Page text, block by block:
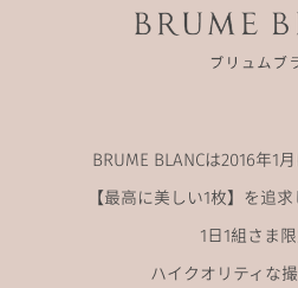
BRUME BLANCは2016年1
【最高に美しい1枚】を追
1日1組さま限
ハイクオリティな